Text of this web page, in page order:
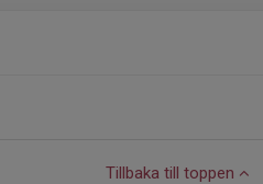
Tillbaka till toppen